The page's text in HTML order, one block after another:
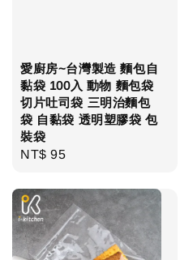
愛廚房~台灣製造 麵包自
黏袋 100入 動物 麵包袋
切片吐司袋 三明治麵包
袋 自黏袋 透明塑膠袋 包
裝袋
Regular
NT$ 95